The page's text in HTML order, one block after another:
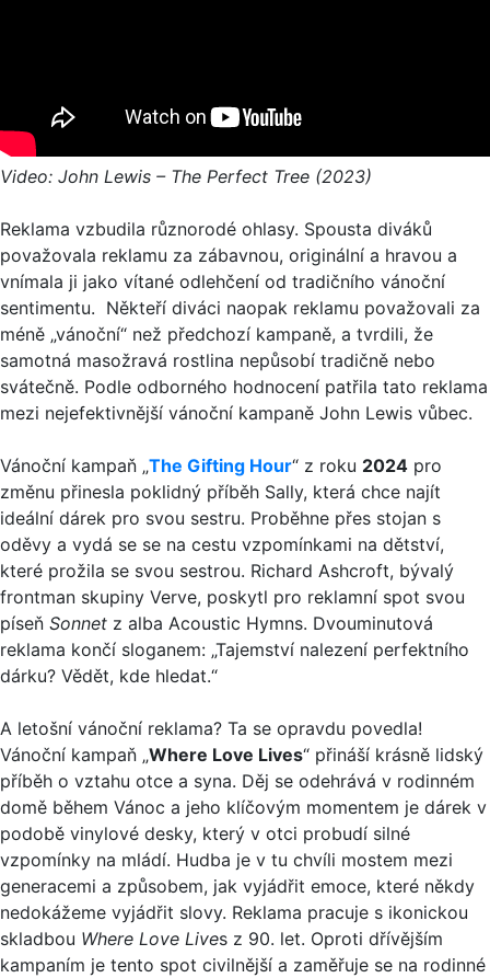
Video: John Lewis – The Perfect Tree (2023)
Reklama vzbudila různorodé ohlasy. Spousta diváků
považovala reklamu za zábavnou, originální a hravou a
vnímala ji jako vítané odlehčení od tradičního vánoční
sentimentu. Někteří diváci naopak reklamu považovali za
méně „vánoční“ než předchozí kampaně, a tvrdili, že
samotná masožravá rostlina nepůsobí tradičně nebo
svátečně. Podle odborného hodnocení patřila tato reklama
mezi nejefektivnější vánoční kampaně John Lewis vůbec.
Vánoční kampaň „The Gifting Hour“ z roku 2024 pro
změnu přinesla poklidný příběh Sally, která chce najít
ideální dárek pro svou sestru. Proběhne přes stojan s
oděvy a vydá se se na cestu vzpomínkami na dětství,
které prožila se svou sestrou. Richard Ashcroft, bývalý
frontman skupiny Verve, poskytl pro reklamní spot svou
píseň Sonnet z alba Acoustic Hymns. Dvouminutová
reklama končí sloganem: „Tajemství nalezení perfektního
dárku? Vědět, kde hledat.“
A letošní vánoční reklama? Ta se opravdu povedla!
Vánoční kampaň „Where Love Lives“ přináší krásně lidský
příběh o vztahu otce a syna. Děj se odehrává v rodinném
domě během Vánoc a jeho klíčovým momentem je dárek v
podobě vinylové desky, který v otci probudí silné
vzpomínky na mládí. Hudba je v tu chvíli mostem mezi
generacemi a způsobem, jak vyjádřit emoce, které někdy
nedokážeme vyjádřit slovy. Reklama pracuje s ikonickou
skladbou Where Love Lives z 90. let. Oproti dřívějším
kampaním je tento spot civilnější a zaměřuje se na rodinné